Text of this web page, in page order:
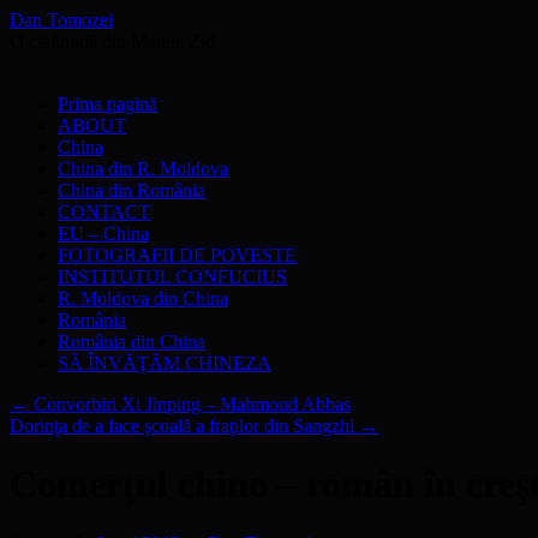
Dan Tomozei
conținut
Prima pagină
ABOUT
China
China din R. Moldova
China din România
CONTACT
EU – China
FOTOGRAFII DE POVESTE
INSTITUTUL CONFUCIUS
R. Moldova din China
România
România din China
SĂ ÎNVĂŢĂM CHINEZA
← Convorbiri Xi Jinping – Mahmoud Abbas
Dorinţa de a face şcoală a fraţilor din Sangzhi →